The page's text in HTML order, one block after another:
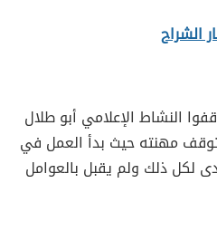
الشراح
النشاط الإعلامي أبو طلال
توقف مهنته حيث بدأ العمل في
لكل ذلك ولم يقبل بالعوامل